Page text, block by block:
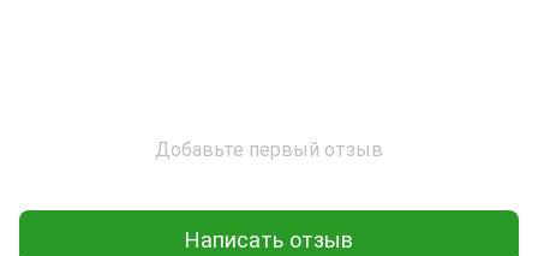
Добавьте первый отзыв
Написать отзыв